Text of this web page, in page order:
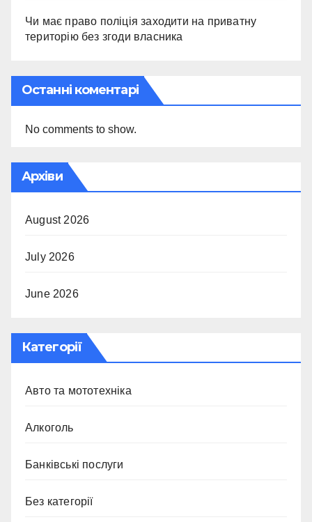
Чи має право поліція заходити на приватну
територію без згоди власника
Останні коментарі
No comments to show.
Архіви
August 2026
July 2026
June 2026
Категорії
Авто та мототехніка
Алкоголь
Банківські послуги
Без категорії